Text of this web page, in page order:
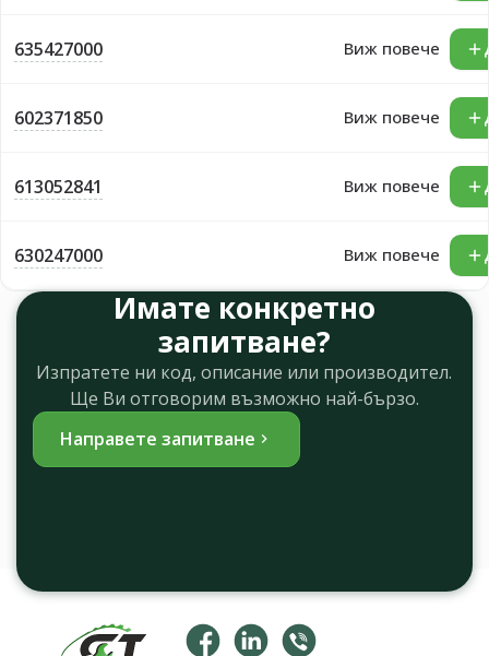
635427000 Виж повече
602371850 Виж повече
613052841 Виж повече
630247000 Виж повече
Имате конкретно
запитване?
Изпратете ни код, описание или производител.
Ще Ви отговорим възможно най-бързо.
Направете запитване